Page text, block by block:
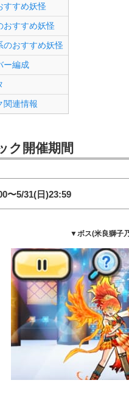
すすめ妖怪
おすすめ妖怪
のおすすめ妖怪
ー編成
関連情報
ク開催期間
〜5/31(日)23:59
▼ボス(米良獅子